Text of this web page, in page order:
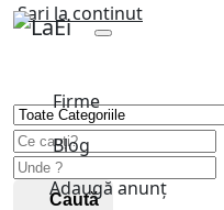
Sari la continut
Firme
Blog
Adaugă anunț
Caută